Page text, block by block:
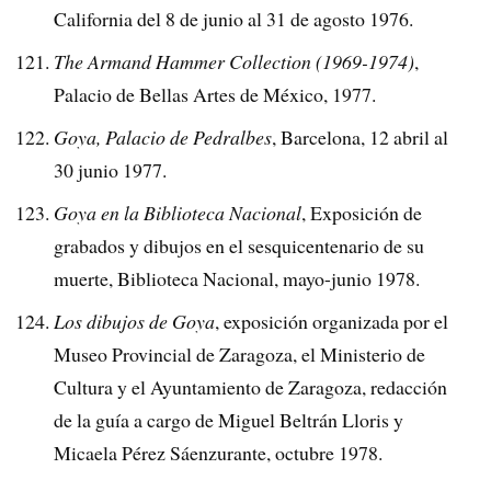
California del 8 de junio al 31 de agosto 1976.
The Armand Hammer Collection (1969-1974),
Palacio de Bellas Artes de México, 1977.
Goya, Palacio de Pedralbes, Barcelona, 12 abril al
30 junio 1977.
Goya en la Biblioteca Nacional, Exposición de
grabados y dibujos en el sesquicentenario de su
muerte, Biblioteca Nacional, mayo-junio 1978.
Los dibujos de Goya, exposición organizada por el
Museo Provincial de Zaragoza, el Ministerio de
Cultura y el Ayuntamiento de Zaragoza, redacción
de la guía a cargo de Miguel Beltrán Lloris y
Micaela Pérez Sáenzurante, octubre 1978.